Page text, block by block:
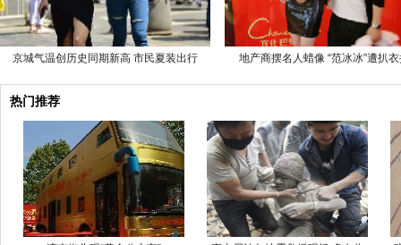
京城气温创历史同期新高 市民夏装出行 地产商摆名人蜡像 “范冰冰”遭扒
热门推荐